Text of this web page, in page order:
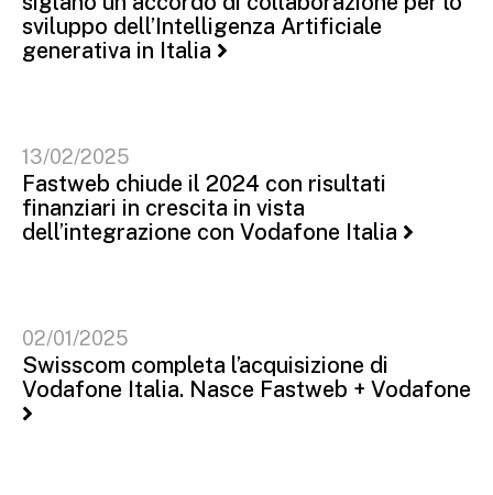
sviluppo dell’Intelligenza Artificiale
generativa in Italia
13/02/2025
Fastweb chiude il 2024 con risultati
finanziari in crescita in vista
dell’integrazione con Vodafone Italia
02/01/2025
Swisscom completa l’acquisizione di
Vodafone Italia. Nasce Fastweb + Vodafone